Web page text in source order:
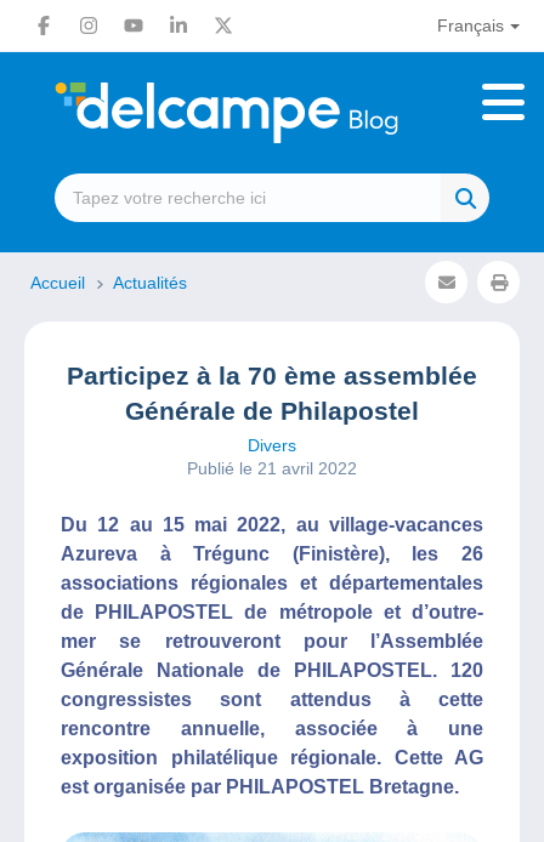
Français
Accueil Actualités
Participez à la 70 ème assemblée
Générale de Philapostel
Divers
Publié le 21 avril 2022
Du 12 au 15 mai 2022, au village-vacances
Azureva à Trégunc (Finistère), les 26
associations régionales et départementales
de PHILAPOSTEL de métropole et d’outre-
mer se retrouveront pour l’Assemblée
Générale Nationale de PHILAPOSTEL. 120
congressistes sont attendus à cette
rencontre annuelle, associée à une
exposition philatélique régionale. Cette AG
est organisée par PHILAPOSTEL Bretagne.